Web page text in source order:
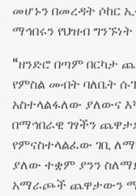
መሆኑን በመረዳት ሶከር
ማኅበሩን የህዝብ
“ዘንድሮ በጣም በርካታ
የምስል መብት ባለቤት
አስተላልፋለው ያለውና
በማኅበራዊ ገፃችን
የምናስተላልፈው ገቢ
ያለው ተቋም ያንን
አማራጮች ጨዋታውን